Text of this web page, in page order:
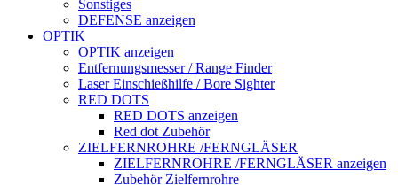
Sonstiges
DEFENSE anzeigen
OPTIK
OPTIK anzeigen
Entfernungsmesser / Range Finder
Laser Einschießhilfe / Bore Sighter
RED DOTS
RED DOTS anzeigen
Red dot Zubehör
ZIELFERNROHRE /FERNGLÄSER
ZIELFERNROHRE /FERNGLÄSER anzeigen
Zubehör Zielfernrohre